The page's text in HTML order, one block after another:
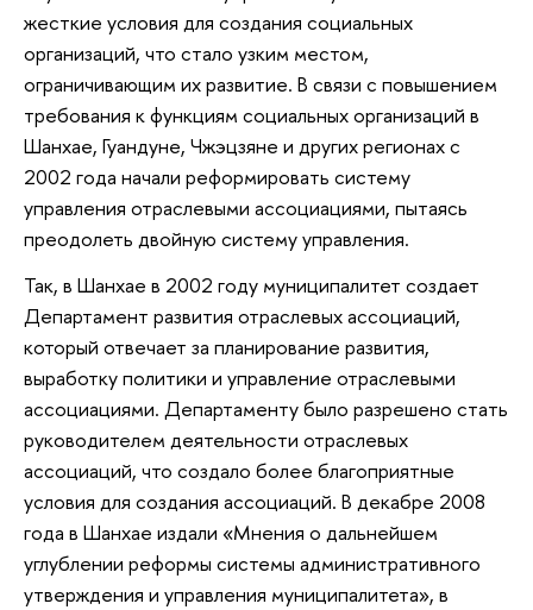
жесткие условия для создания социальных
организаций, что стало узким местом,
ограничивающим их развитие. В связи с повышением
требования к функциям социальных организаций в
Шанхае, Гуандуне, Чжэцзяне и других регионах с
2002 года начали реформировать систему
управления отраслевыми ассоциациями, пытаясь
преодолеть двойную систему управления.
Так, в Шанхае в 2002 году муниципалитет создает
Департамент развития отраслевых ассоциаций,
который отвечает за планирование развития,
выработку политики и управление отраслевыми
ассоциациями. Департаменту было разрешено стать
руководителем деятельности отраслевых
ассоциаций, что создало более благоприятные
условия для создания ассоциаций. В декабре 2008
года в Шанхае издали «Мнения о дальнейшем
углублении реформы системы административного
утверждения и управления муниципалитета», в